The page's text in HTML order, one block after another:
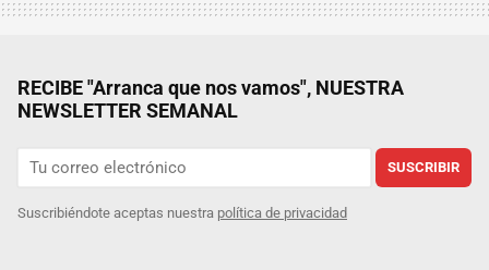
RECIBE "Arranca que nos vamos", NUESTRA
NEWSLETTER SEMANAL
SUSCRIBIR
Suscribiéndote aceptas nuestra política de privacidad